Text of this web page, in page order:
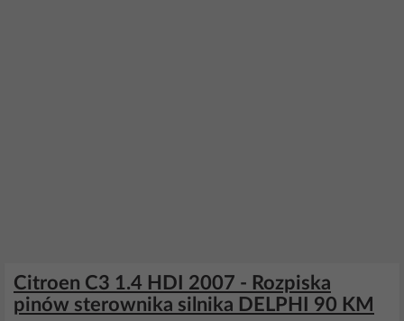
Citroen C3 1.4 HDI 2007 - Rozpiska
pinów sterownika silnika DELPHI 90 KM